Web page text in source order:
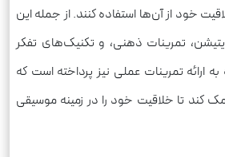
خود از آن‌ها استفاده کنند. از جمله این
تمرینات ذهنی، و تکنیک‌های تفکر
ارائه تمرینات عملی نیز پرداخته است که
کند تا خلاقیت خود را در زمینه موسیقی